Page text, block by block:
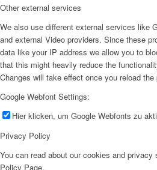
Other external services
We also use different external services like
and external Video providers. Since these
data like your IP address we allow you to
that this might heavily reduce the
Changes will take effect once you reload the
Google Webfont Settings:
Hier klicken, um Google Webfonts zu
Privacy Policy
You can read about our cookies and
Policy Page.